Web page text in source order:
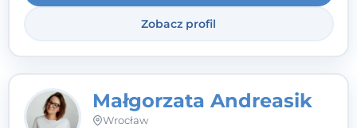
motywacyjnego i treningu uważności.
Zobacz profil
Małgorzata Andreasik
Wrocław